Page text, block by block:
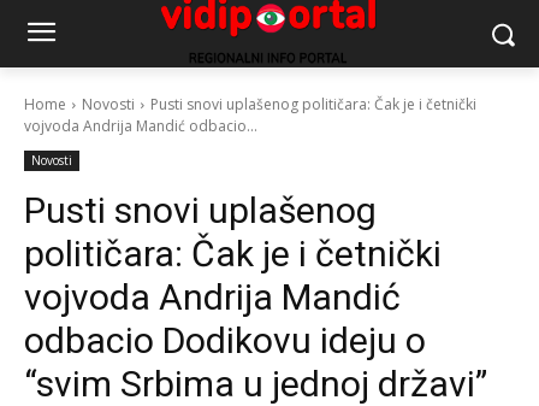
Home Novosti
Pusti snovi uplašenog političara: Čak je i četnički
vojvoda Andrija Mandić odbacio...
Novosti
Pusti snovi uplašenog
političara: Čak je i četnički
vojvoda Andrija Mandić
odbacio Dodikovu ideju o
“svim Srbima u jednoj državi”